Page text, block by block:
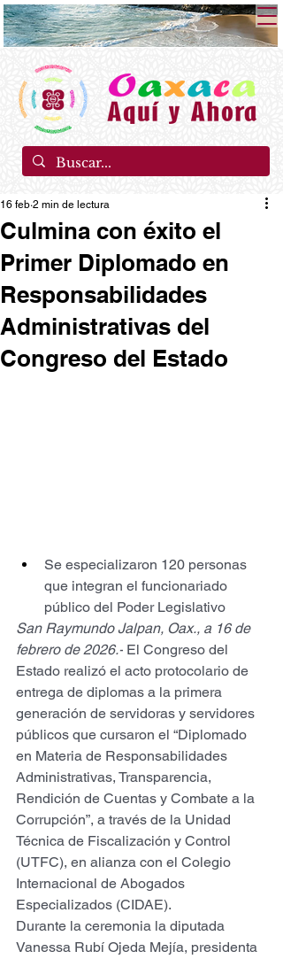
Culmina con éxito el
Primer Diplomado en
Responsabilidades
Administrativas del
Congreso del Estado
16 feb 2 min de lectura
Se especializaron 120 personas
que integran el funcionariado
público del Poder Legislativo
San Raymundo Jalpan, Oax., a 16 de
febrero de 2026.- El Congreso del
Estado realizó el acto protocolario de
entrega de diplomas a la primera
generación de servidoras y servidores
públicos que cursaron el “Diplomado
en Materia de Responsabilidades
Administrativas, Transparencia,
Rendición de Cuentas y Combate a la
Corrupción”, a través de la Unidad
Técnica de Fiscalización y Control
(UTFC), en alianza con el Colegio
Internacional de Abogados
Especializados (CIDAE).
Durante la ceremonia la diputada
Vanessa Rubí Ojeda Mejía, presidenta